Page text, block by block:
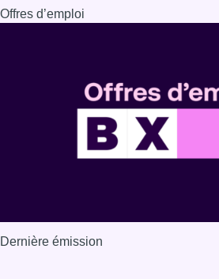
Offres d’emploi
Dernière émission